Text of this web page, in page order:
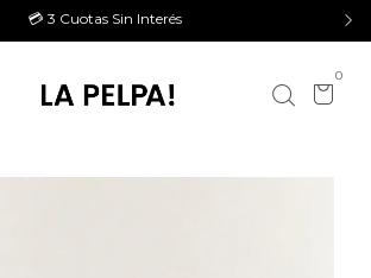
💳 3 Cuotas Sin Interés
0